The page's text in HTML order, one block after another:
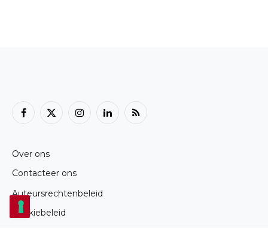
Facebook
X
InstagramLinkedInRSS
Over ons
Contacteer ons
Auteursrechtenbeleid
Cookiebeleid